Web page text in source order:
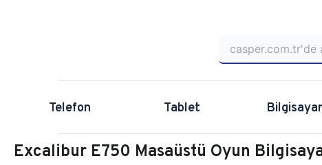
Telefon Tablet Bilgisayar
Excalibur E750 Masaüstü Oyun